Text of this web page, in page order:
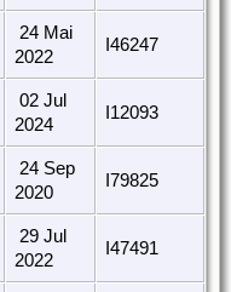
24 Mai
2022
I46247
02 Jul
2024
I12093
24 Sep
2020
I79825
29 Jul
2022
I47491